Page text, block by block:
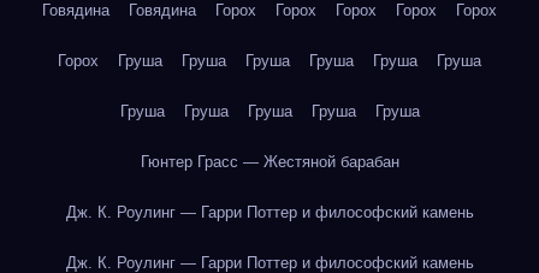
Говядина Говядина Горох Горох Горох Горох Горох
Горох Груша Груша Груша Груша Груша Груша
Груша Груша Груша Груша Груша
Гюнтер Грасс — Жестяной барабан
Дж. К. Роулинг — Гарри Поттер и философский камень
Дж. К. Роулинг — Гарри Поттер и философский камень